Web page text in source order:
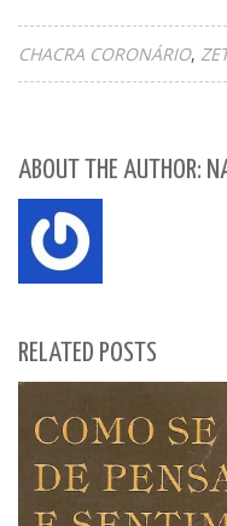
CHACRA CORONÁRIO
ABOUT THE AUTHOR:
RELATED POSTS